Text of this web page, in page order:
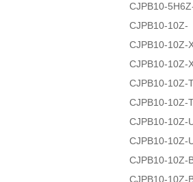
CJPB10-
CJPB10-10Z-
CJPB10-10Z-
CJPB10-10Z-
CJPB10-10Z-
CJPB10-10Z-
CJPB10-10Z-
CJPB10-10Z-
CJPB10-10Z-
CJPB10-10Z-